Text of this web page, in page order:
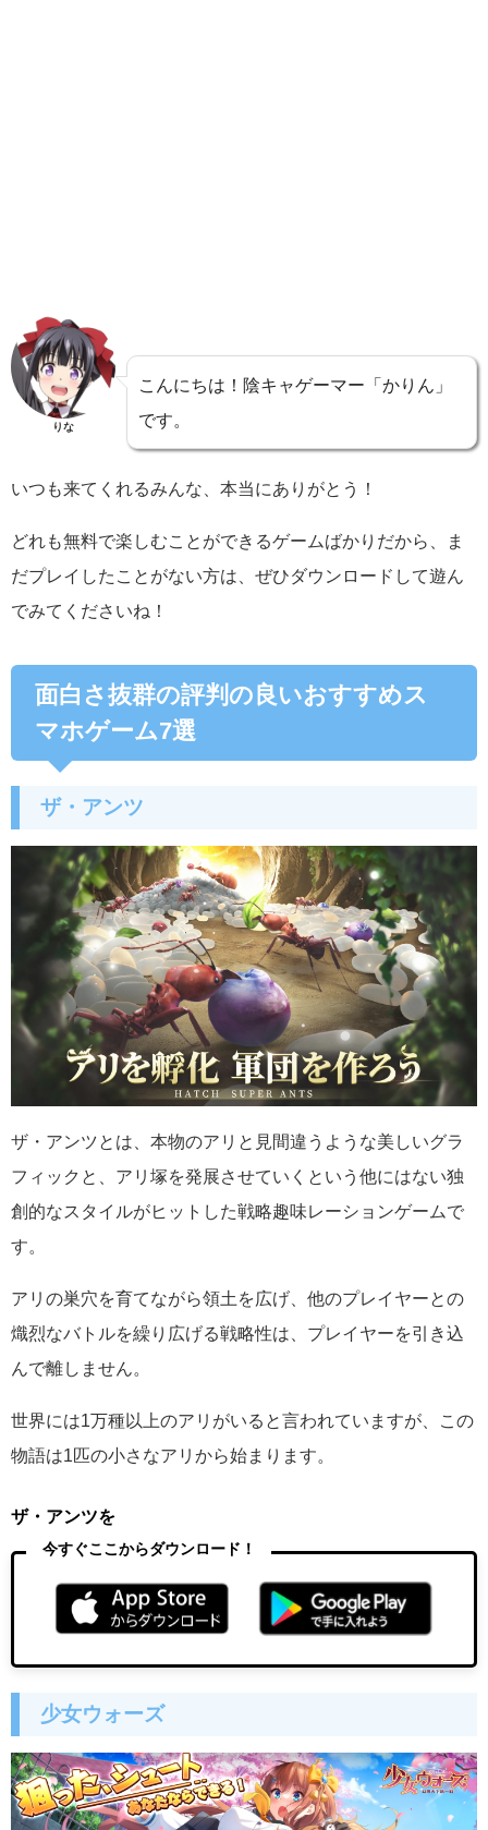
りな
こんにちは！陰キャゲーマー「かりん」
です。
いつも来てくれるみんな、本当にありがとう！
どれも無料で楽しむことができるゲームばかりだから、ま
だプレイしたことがない方は、ぜひダウンロードして遊ん
でみてくださいね！
面白さ抜群の評判の良いおすすめス
マホゲーム7選
ザ・アンツ
ザ・アンツとは、本物のアリと見間違うような美しいグラ
フィックと、アリ塚を発展させていくという他にはない独
創的なスタイルがヒットした戦略趣味レーションゲームで
す。
アリの巣穴を育てながら領土を広げ、他のプレイヤーとの
熾烈なバトルを繰り広げる戦略性は、プレイヤーを引き込
んで離しません。
世界には1万種以上のアリがいると言われていますが、この
物語は1匹の小さなアリから始まります。
ザ・アンツを
今すぐここからダウンロード！
少女ウォーズ